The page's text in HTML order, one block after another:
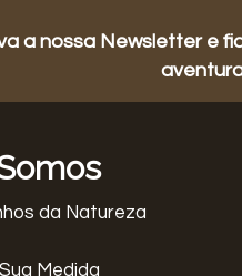
a nossa Newsletter e
da Natureza
Medida